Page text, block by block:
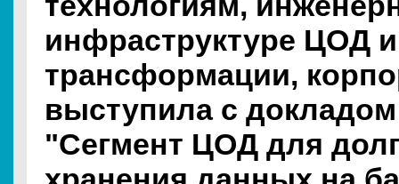
инфраструктуре ЦОД
трансформации,
выступила с
"Сегмент ЦОД для